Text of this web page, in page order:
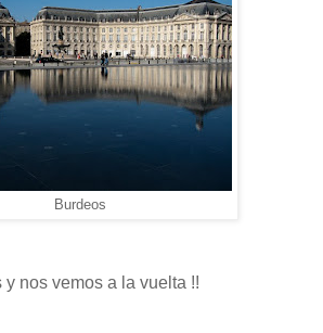
Burdeos
nos vemos a la vuelta !!